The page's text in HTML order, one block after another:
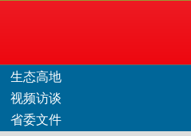
生态高地
视频访谈
省委文件